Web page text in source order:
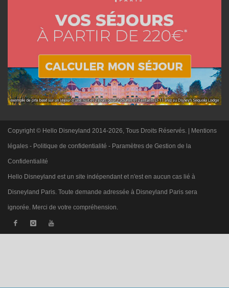
Copyright © Hello Disneyland 2014-2026, Tous Droits Réservés. | Mentions
légales - Politique de confidentialité - Paramètres de Gestion de la
Confidentialité
Hello Disneyland est un site indépendant et n'est en aucun cas lié à
Disneyland Paris. Toute demande adressée à Disneyland Paris sera
ignorée. Merci de votre compréhension.